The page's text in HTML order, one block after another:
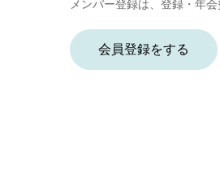
メンバー登録は、登録・年会
会員登録をする